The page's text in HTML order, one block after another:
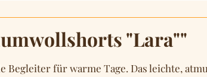
"Lara""
Begleiter für warme Tage. Das leichte,